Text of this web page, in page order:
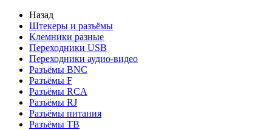
Назад
Штекеры и разъёмы
Клемники разные
Переходники USB
Переходники аудио-видео
Разъёмы BNC
Разъёмы F
Разъёмы RCA
Разъёмы RJ
Разъёмы питания
Разъёмы ТВ